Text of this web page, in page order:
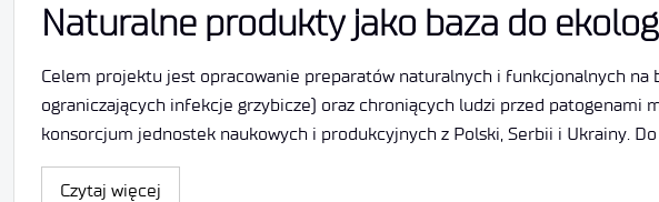
Naturalne produkty jako baza do
Celem projektu jest opracowanie preparatów naturalnych i funkcjonalnych
ograniczających infekcje grzybicze) oraz chroniących ludzi przed
konsorcjum jednostek naukowych i produkcyjnych z Polski, Serbii i Ukrainy.
Czytaj więcej